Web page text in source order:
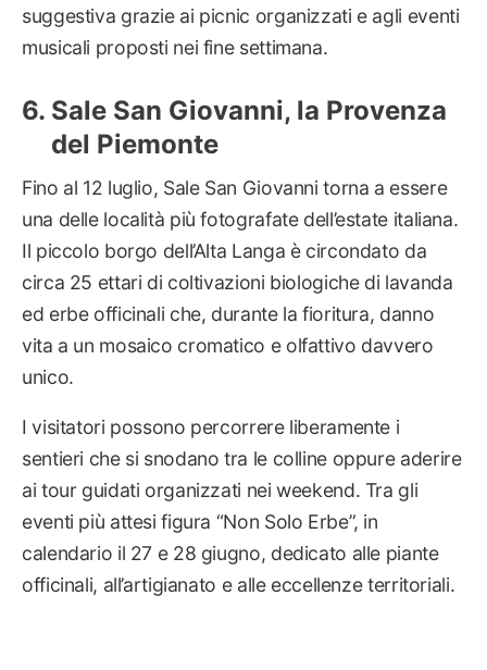
suggestiva grazie ai picnic organizzati e agli eventi
musicali proposti nei fine settimana.
Sale San Giovanni, la Provenza
del Piemonte
Fino al 12 luglio, Sale San Giovanni torna a essere
una delle località più fotografate dell’estate italiana.
Il piccolo borgo dell’Alta Langa è circondato da
circa 25 ettari di coltivazioni biologiche di lavanda
ed erbe officinali che, durante la fioritura, danno
vita a un mosaico cromatico e olfattivo davvero
unico.
I visitatori possono percorrere liberamente i
sentieri che si snodano tra le colline oppure aderire
ai tour guidati organizzati nei weekend. Tra gli
eventi più attesi figura “Non Solo Erbe”, in
calendario il 27 e 28 giugno, dedicato alle piante
officinali, all’artigianato e alle eccellenze territoriali.